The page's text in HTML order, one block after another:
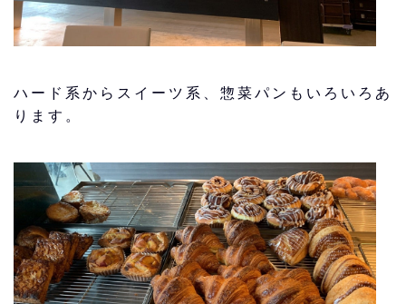
ハード系からスイーツ系、惣菜パンもいろいろあ
ります。